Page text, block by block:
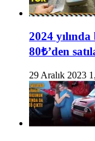
2024
80₺’den
29 Aralık 2023